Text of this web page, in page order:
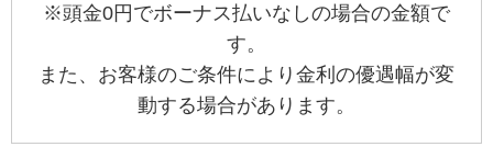
※頭金0円でボーナス払いなしの場合の金額で
す。
また、お客様のご条件により金利の優遇幅が変
動する場合があります。